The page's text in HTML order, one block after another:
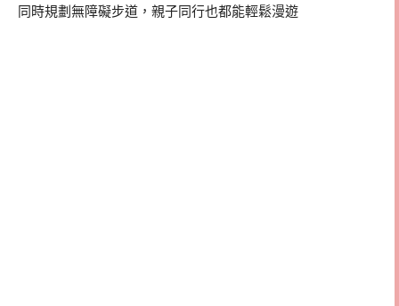
同時規劃無障礙步道，親子同行也都能輕鬆漫遊